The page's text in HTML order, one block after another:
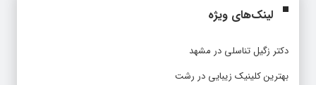
لینک‌های ویژه
دکتر زگیل تناسلی در مشهد
بهترین کلینیک زیبایی در رشت